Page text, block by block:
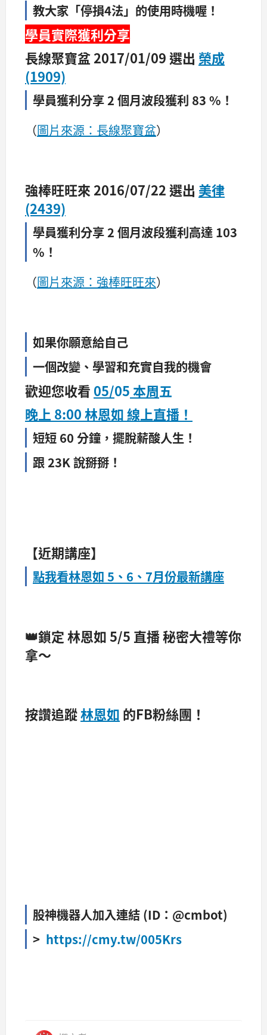
教大家「停損4法」的使用時機喔！
學員實際獲利分享
長線聚寶盆 2017/01/09 選出 榮成
(1909)
學員獲利分享 2 個月波段獲利 83 %！
（圖片來源：長線聚寶盆）
強棒旺旺來 2016/07/22 選出 美律
(2439)
學員獲利分享2 個月波段獲利高達 103
%！
（圖片來源：強棒旺旺來）
如果你願意給自己
一個改變、學習和充實自我的機會
歡迎您收看 05/05本周五
晚上 8:00 林恩如 線上直播！
短短 60 分鐘，擺脫薪酸人生！
跟 23K 說掰掰！
【近期講座】
點我看林恩如 5、6、7月份最新講座
👑鎖定 林恩如 5/5 直播 秘密大禮等你
拿～
按讚追蹤林恩如 的FB粉絲團！
股神機器人加入連結 (ID：@cmbot)
> https://cmy.tw/005Krs